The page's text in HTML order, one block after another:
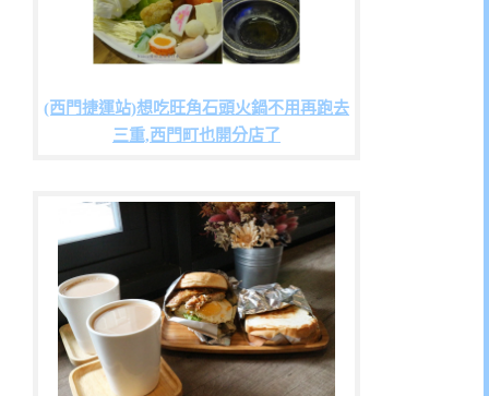
(西門捷運站)想吃旺角石頭火鍋不用再跑去
三重,西門町也開分店了